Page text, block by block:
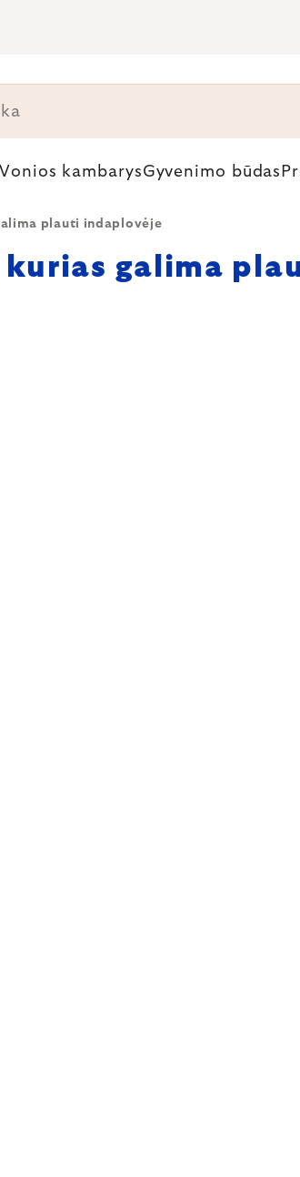
Vonios kambarysGyvenimo būdas
plauti indaplovėje
galima